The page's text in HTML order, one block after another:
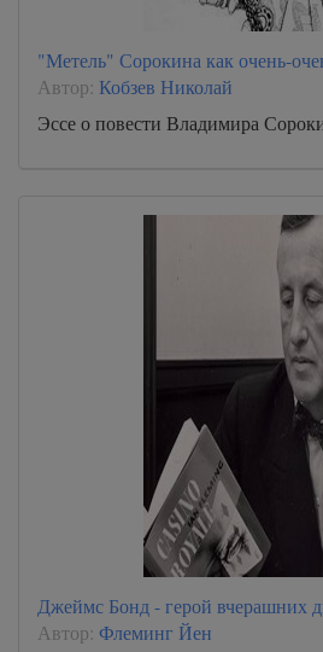
"Метель" Сорокина как очень-
Автор: Кобзев Николай
Эссе о повести Владимира
Джеймс Бонд - герой вчерашних
Автор: Флеминг Йен